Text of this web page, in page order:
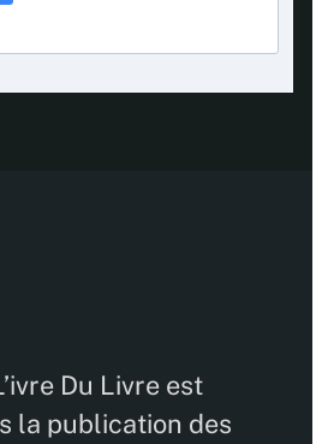
Du Livre est
la publication des